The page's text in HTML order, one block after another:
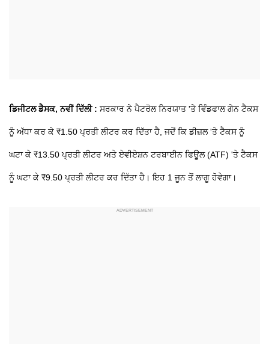
ਡਿਜੀਟਲ ਡੈਸਕ, ਨਵੀਂ ਦਿੱਲੀ : ਸਰਕਾਰ ਨੇ ਪੈਟਰੋਲ ਨਿਰਯਾਤ 'ਤੇ ਵਿੰਡਫਾਲ ਗੇਨ ਟੈਕਸ
ਨੂੰ ਅੱਧਾ ਕਰ ਕੇ ₹1.50 ਪ੍ਰਤੀ ਲੀਟਰ ਕਰ ਦਿੱਤਾ ਹੈ, ਜਦੋਂ ਕਿ ਡੀਜ਼ਲ 'ਤੇ ਟੈਕਸ ਨੂੰ
ਘਟਾ ਕੇ ₹13.50 ਪ੍ਰਤੀ ਲੀਟਰ ਅਤੇ ਏਵੀਏਸ਼ਨ ਟਰਬਾਈਨ ਫਿਊਲ (ATF) 'ਤੇ ਟੈਕਸ
ਨੂੰ ਘਟਾ ਕੇ ₹9.50 ਪ੍ਰਤੀ ਲੀਟਰ ਕਰ ਦਿੱਤਾ ਹੈ। ਇਹ 1 ਜੂਨ ਤੋਂ ਲਾਗੂ ਹੋਵੇਗਾ।